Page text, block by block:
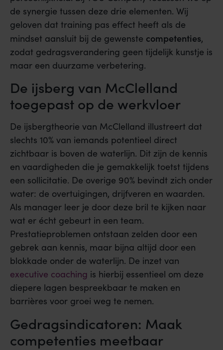
de synergie tussen deze drie elementen. Wij
geloven dat training pas effect heeft als de
mindset aansluit bij de gewenste competenties,
zodat gedragsverandering geen tijdelijk kunstje is
maar een duurzame verbetering.
De ijsberg van McClelland
toegepast op de werkvloer
De ijsbergtheorie van McClelland illustreert dat
slechts 10% van iemands potentieel direct
zichtbaar is boven de waterlijn. Dit zijn de kennis
en vaardigheden die je gemakkelijk toetst tijdens
een sollicitatie. De overige 90% bevindt zich onder
water: de overtuigingen, drijfveren en waarden.
Als manager leer je door deze bril te kijken naar
wat er écht gebeurt in een team.
Prestatieproblemen ontstaan zelden door een
gebrek aan kennis, maar bijna altijd door een
blokkade onder de waterlijn. De inzet van
executive coaching is hierbij essentieel om deze
diepere lagen bespreekbaar te maken en
barrières voor groei weg te nemen.
Gedragsindicatoren: Maak
competenties meetbaar